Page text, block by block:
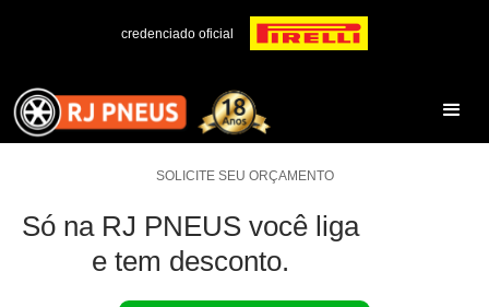
credenciado oficial
SOLICITE SEU ORÇAMENTO
Só na RJ PNEUS você liga
e tem desconto.